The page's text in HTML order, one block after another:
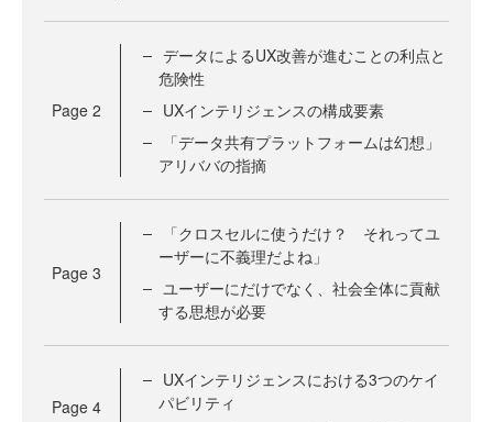
Page 2
データによるUX改善が進むことの利点と
危険性
UXインテリジェンスの構成要素
「データ共有プラットフォームは幻想」
アリババの指摘
Page 3
「クロスセルに使うだけ？ それってユ
ーザーに不義理だよね」
ユーザーにだけでなく、社会全体に貢献
する思想が必要
Page 4
UXインテリジェンスにおける3つのケイ
パビリティ